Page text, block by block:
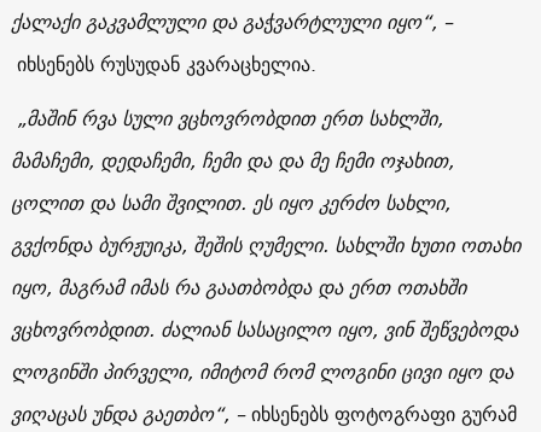
ქალაქი გაკვამლული და გაჭვარტლული იყო“, –
იხსენებს რუსუდან კვარაცხელია.
„მაშინ რვა სული ვცხოვრობდით ერთ სახლში,
მამაჩემი, დედაჩემი, ჩემი და და მე ჩემი ოჯახით,
ცოლით და სამი შვილით. ეს იყო კერძო სახლი,
გვქონდაბურჟუიკა, შეშის ღუმელი. სახლში ხუთი ოთახი
იყო, მაგრამ იმას რა გაათბობდა და ერთ ოთახში
ვცხოვრობდით. ძალიან სასაცილო იყო, ვინ შეწვებოდა
ლოგინში პირველი, იმიტომ რომ ლოგინი ცივი იყო და
ვიღაცას უნდა გაეთბო“, –იხსენებს ფოტოგრაფი გურამ